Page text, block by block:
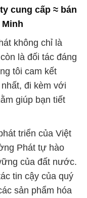
tôi cam kết
đi kèm với
giúp bạn tiết
triển của Việt
Phát tự hào
của đất nước.
tin cậy của quý
sản phẩm hóa
nghiệp.
vụ chuyên nghiệp
hệ, mà còn là
chất Đắc